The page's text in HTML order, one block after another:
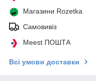
Магазини Rozetka
Самовивіз
Meest ПОШТА
Всі умови доставки